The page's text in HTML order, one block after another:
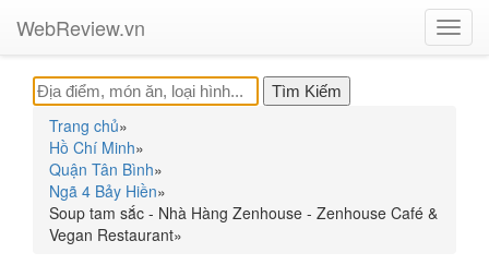
WebReview.vn
Trang chủ»
Hồ Chí Minh»
Quận Tân Bình»
Ngã 4 Bảy Hiền»
Soup tam sắc - Nhà Hàng Zenhouse - Zenhouse Café &
Vegan Restaurant»